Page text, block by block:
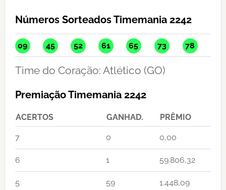
Números Sorteados Timemania 2242
09 45 52 61 65 73 78
Time do Coração: Atlético (GO)
Premiação Timemania 2242
ACERTOS GANHAD. PRÊMIO
7 0 0,00
6 1 59.806,32
5 59 1.448,09